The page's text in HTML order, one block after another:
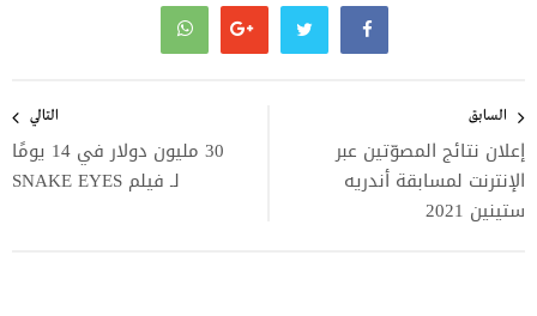
المقالات
السابق
إعلان نتائج المصوّتين عبر
الإنترنت لمسابقة أندريه
ستينين 2021
التالي
30 مليون دولار في 14 يومًا
لـ فيلم SNAKE EYES